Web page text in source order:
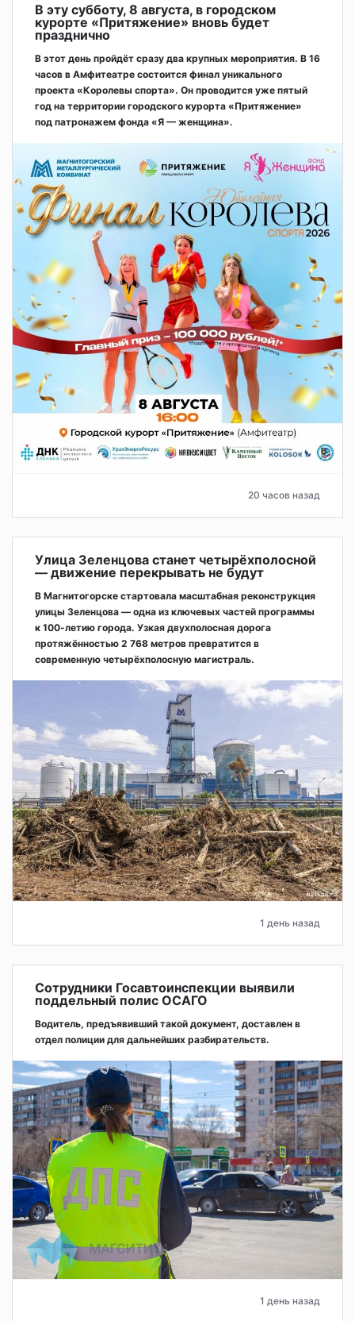
В эту субботу, 8 августа, в городском
курорте «Притяжение» вновь будет
празднично
В этот день пройдёт сразу два крупных мероприятия. В 16
часов в Амфитеатре состоится финал уникального
проекта «Королевы спорта». Он проводится уже пятый
год на территории городского курорта «Притяжение»
под патронажем фонда «Я — женщина».
20 часов назад
Улица Зеленцова станет четырёхполосной
— движение перекрывать не будут
В Магнитогорске стартовала масштабная реконструкция
улицы Зеленцова — одна из ключевых частей программы
к 100-летию города. Узкая двухполосная дорога
протяжённостью 2 768 метров превратится в
современную четырёхполосную магистраль.
1 день назад
Сотрудники Госавтоинспекции выявили
поддельный полис ОСАГО
Водитель, предъявивший такой документ, доставлен в
отдел полиции для дальнейших разбирательств.
1 день назад